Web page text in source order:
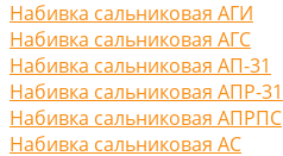
Набивка сальниковая АГИ
Набивка сальниковая АГС
Набивка сальниковая АП-31
Набивка сальниковая АПР-31
Набивка сальниковая АПРПС
Набивка сальниковая АС